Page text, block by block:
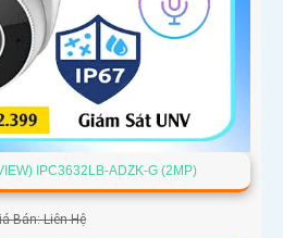
IPC3632LB-ADZK-G (2MP)
Bán: Liên Hệ